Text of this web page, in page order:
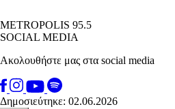
METROPOLIS 95.5
SOCIAL MEDIA
Ακολουθήστε μας στα social media
Δημοσιεύτηκε: 02.06.2026